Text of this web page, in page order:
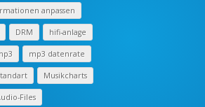
anpassen
DRM hifi-anlage
mp3 datenrate
Musikcharts
Files